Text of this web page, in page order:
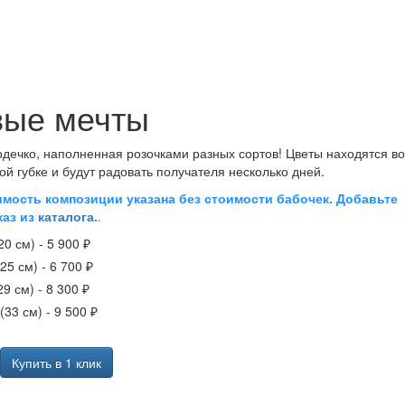
мечты
наполненная розочками разных сортов! Цветы находятся во
губке и будут радовать получателя несколько дней.
композиции указана без стоимости бабочек. Добавьте
из каталога..
см) - 5 900 ₽
см) - 6 700 ₽
см) - 8 300 ₽
см) - 9 500 ₽
Купить в 1 клик